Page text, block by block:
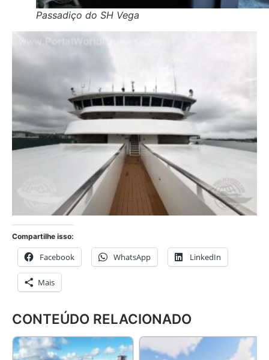
Passadiço do SH Vega
Compartilhe isso:
Facebook WhatsApp LinkedIn
Mais
CONTEÚDO RELACIONADO